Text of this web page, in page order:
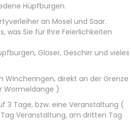
Hüpfburgen.
an Mosel und Saar.
was Sie für Ihre Feierlichkeiten
Gläser, Geschirr und vieles
Wincheringen, direkt an der Grenze
Wormeldange )
3 Tage, bzw. eine Veranstaltung (
Veranstaltung, am dritten Tag